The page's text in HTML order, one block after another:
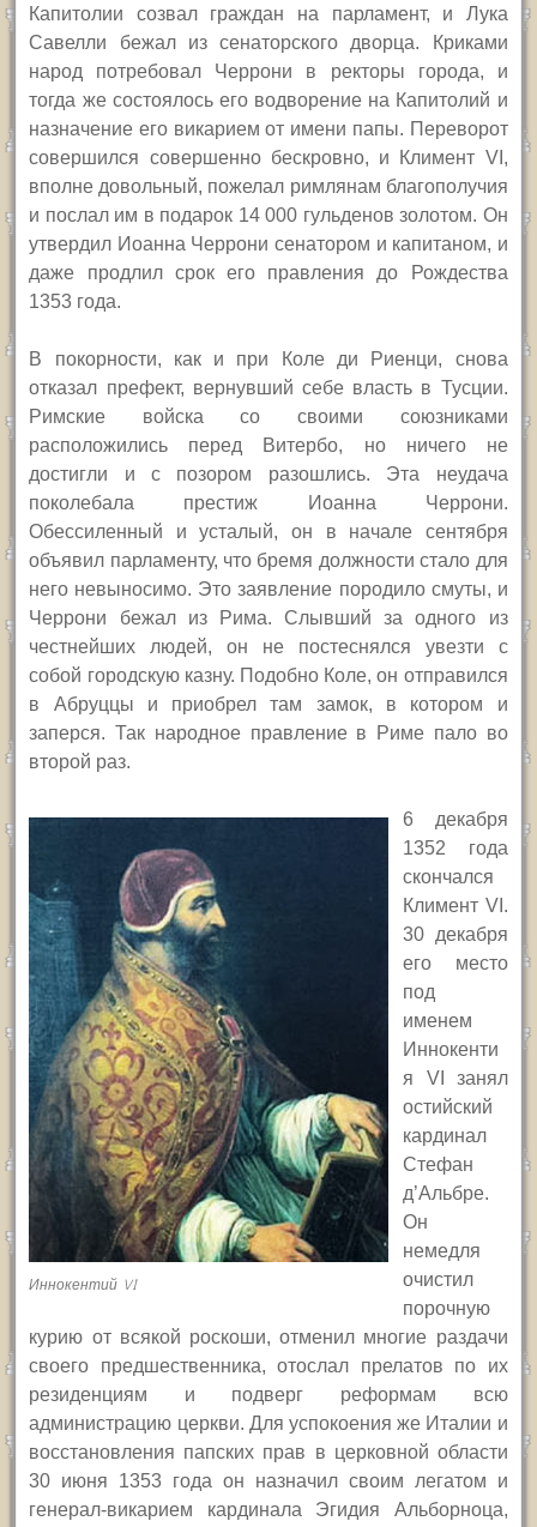
Капитолии созвал граждан на парламент, и Лука
Савелли бежал из сенаторского дворца. Криками
народ потребовал Черрони в ректоры города, и
тогда же состоялось его водворение на Капитолий и
назначение его викарием от имени папы. Переворот
совершился совершенно бескровно, и Климент VI,
вполне довольный, пожелал римлянам благополучия
и послал им в подарок 14 000 гульденов золотом. Он
утвердил Иоанна Черрони сенатором и капитаном, и
даже продлил срок его правления до Рождества
1353 года.
В покорности, как и при Коле ди Риенци, снова
отказал префект, вернувший себе власть в Тусции.
Римские войска со своими союзниками
расположились перед Витербо, но ничего не
достигли и с позором разошлись. Эта неудача
поколебала престиж Иоанна Черрони.
Обессиленный и усталый, он в начале сентября
объявил парламенту, что бремя должности стало для
него невыносимо. Это заявление породило смуты, и
Черрони бежал из Рима. Слывший за одного из
честнейших людей, он не постеснялся увезти с
собой городскую казну. Подобно Коле, он отправился
в Абруццы и приобрел там замок, в котором и
заперся. Так народное правление в Риме пало во
второй раз.
Иннокентий VI
6 декабря
1352 года
скончался
Климент VI.
30 декабря
его место
под
именем
Иннокенти
я VI занял
остийский
кардинал
Стефан
д’Альбре.
Он
немедля
очистил
порочную
курию от всякой роскоши, отменил многие раздачи
своего предшественника, отослал прелатов по их
резиденциям и подверг реформам всю
администрацию церкви. Для успокоения же Италии и
восстановления папских прав в церковной области
30 июня 1353 года он назначил своим легатом и
генерал-викарием кардинала Эгидия Альборноца,